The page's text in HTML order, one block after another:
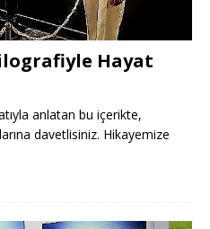
Hayat
anlatan bu içerikte,
davetlisiniz. Hikayemize